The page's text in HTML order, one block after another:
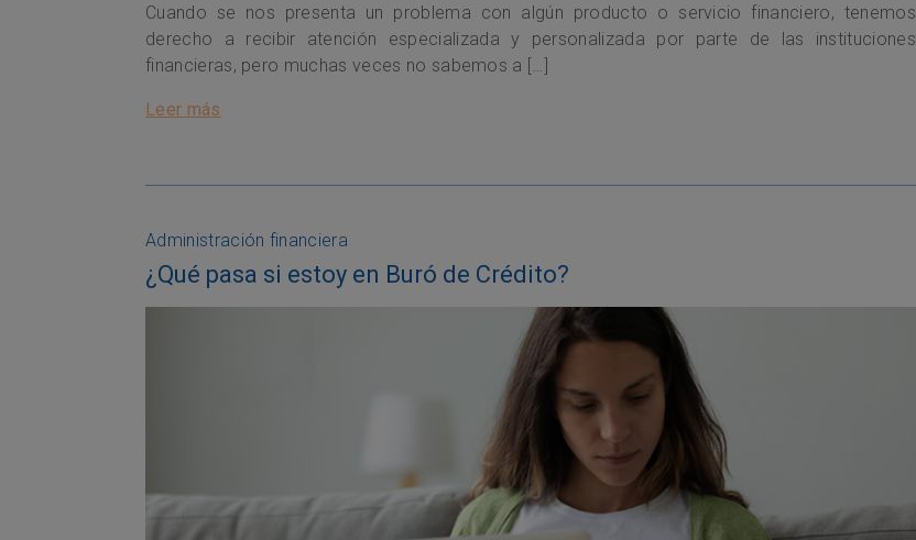
Cuando se nos presenta un problema con algún producto o servicio financiero, tenemos
derecho a recibir atención especializada y personalizada por parte de las instituciones
financieras, pero muchas veces no sabemos a […]
Leer más
Administración financiera
¿Qué pasa si estoy en Buró de Crédito?